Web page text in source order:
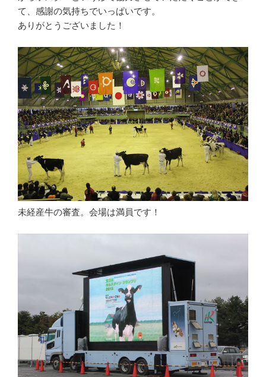
て、感謝の気持ちでいっぱいです。
ありがとうございました！
未経産牛の審査。会場は満員です！